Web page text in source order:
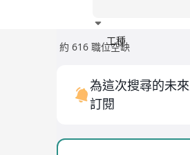
工種
約 616 職位空缺
為這次搜尋的未
訂閱